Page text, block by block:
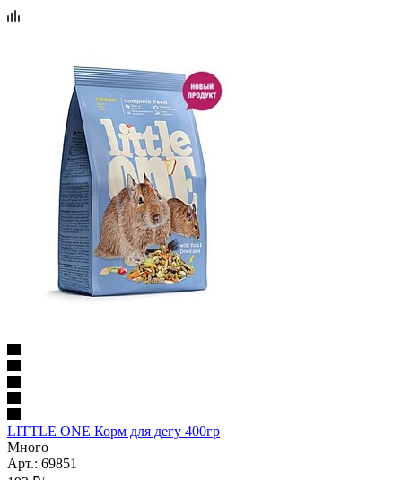
LITTLE ONE Корм для дегу 400гр
Много
Арт.: 69851